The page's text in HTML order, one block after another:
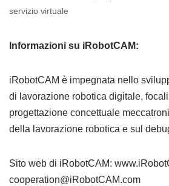
servizio virtuale
Informazioni su iRobotCAM:
iRobotCAM è impegnata nello
di lavorazione robotica digitale,
progettazione concettuale
della lavorazione robotica e sul
Sito web di iRobotCAM:
cooperation@iRobotCAM.com